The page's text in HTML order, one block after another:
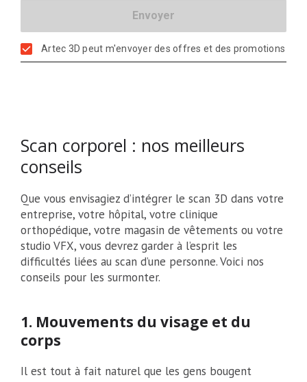
Artec 3D peut m'envoyer des offres et des promotions
Scan corporel : nos meilleurs
conseils
Que vous envisagiez d’intégrer le scan 3D dans votre
entreprise, votre hôpital, votre clinique
orthopédique, votre magasin de vêtements ou votre
studio VFX, vous devrez garder à l’esprit les
difficultés liées au scan d’une personne. Voici nos
conseils pour les surmonter.
1. Mouvements du visage et du
corps
Il est tout à fait naturel que les gens bougent